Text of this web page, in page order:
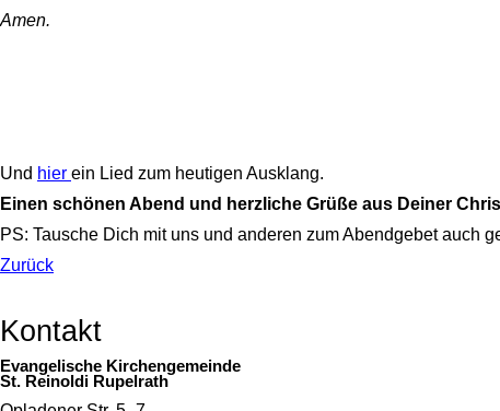
Amen.
Und hier ein Lied zum heutigen Ausklang.
Einen schönen Abend und herzliche Grüße aus Deiner
PS: Tausche Dich mit uns und anderen zum Abendgebet auch
Zurück
Kontakt
Evangelische Kirchengemeinde
St. Reinoldi Rupelrath